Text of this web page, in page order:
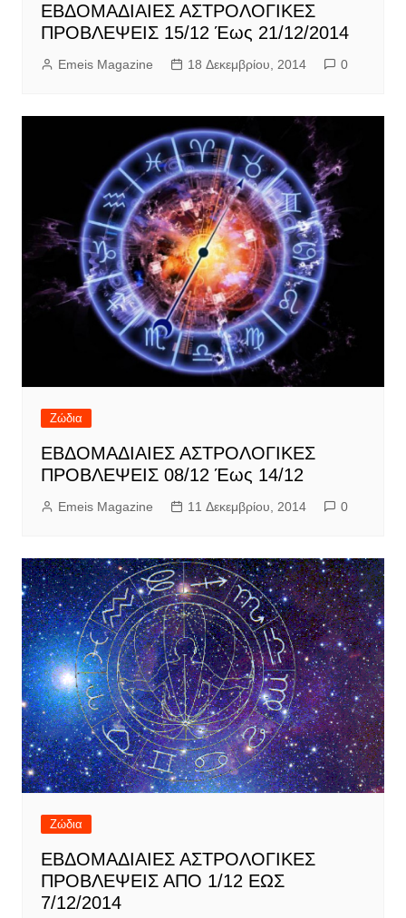
ΕΒΔΟΜΑΔΙΑΙΕΣ ΑΣΤΡΟΛΟΓΙΚΕΣ
ΠΡΟΒΛΕΨΕΙΣ 15/12 Έως 21/12/2014
Emeis Magazine 18 Δεκεμβρίου, 2014 0
Ζώδια
ΕΒΔΟΜΑΔΙΑΙΕΣ ΑΣΤΡΟΛΟΓΙΚΕΣ
ΠΡΟΒΛΕΨΕΙΣ 08/12 Έως 14/12
Emeis Magazine 11 Δεκεμβρίου, 2014 0
Ζώδια
ΕΒΔΟΜΑΔΙΑΙΕΣ ΑΣΤΡΟΛΟΓΙΚΕΣ
ΠΡΟΒΛΕΨΕΙΣ ΑΠΟ 1/12 ΕΩΣ
7/12/2014